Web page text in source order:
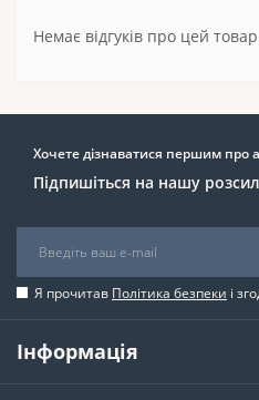
Немає відгуків про цей
Хочете дізнаватися першим про
Підпишіться на нашу
Я прочитав Політика безпеки і
Інформація